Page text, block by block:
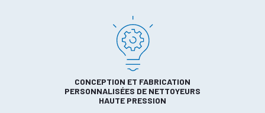
CONCEPTION ET FABRICATION
PERSONNALISÉES DE NETTOYEURS
HAUTE PRESSION